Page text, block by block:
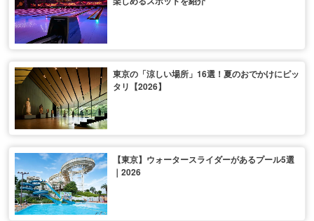
東京の「涼しい場所」16選！夏のおでかけにピッ
タリ【2026】
【東京】ウォータースライダーがあるプール5選
｜2026